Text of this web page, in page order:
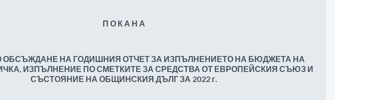
П О К А Н А
ОБСЪЖДАНЕ НА ГОДИШНИЯ ОТЧЕТ ЗА ИЗПЪЛНЕНИЕТО НА БЮДЖЕТА НА
ИЗПЪЛНЕНИЕ ПО СМЕТКИТЕ ЗА СРЕДСТВА ОТ ЕВРОПЕЙСКИЯ СЪЮЗ И
СЪСТОЯНИЕ НА ОБЩИНСКИЯ ДЪЛГ ЗА 2022 г.